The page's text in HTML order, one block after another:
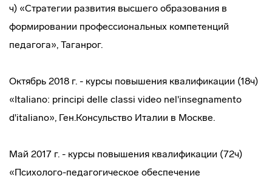
ч) «Стратегии развития высшего образования в
формировании профессиональных компетенций
педагога», Таганрог.
Октябрь 2018 г. - курсы повышения квалификации (18ч)
«Italiano: principi delle classi video nel'insegnamento
d'italiano», Ген.Консульство Италии в Москве.
Май 2017 г. - курсы повышения квалификации (72ч)
«Психолого-педагогическое обеспечение